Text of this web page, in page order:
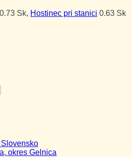
okres Gelnica
0.73 Sk, Hostinec pri stanici 0.63 Sk